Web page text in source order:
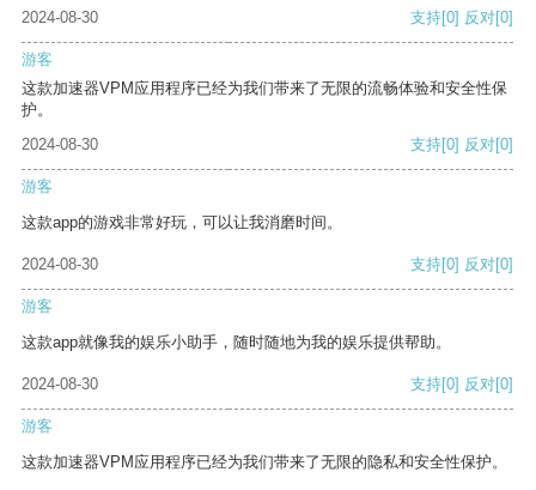
2024-08-30 支持[0] 反对[0]
游客
这款加速器VPM应用程序已经为我们带来了无限的流畅体验和安全性保
护。
2024-08-30
支持[0] 反对[0]
游客
这款app的游戏非常好玩，可以让我消磨时间。
2024-08-30 支持[0] 反对[0]
游客
这款app就像我的娱乐小助手，随时随地为我的娱乐提供帮助。
2024-08-30 支持[0] 反对[0]
游客
这款加速器VPM应用程序已经为我们带来了无限的隐私和安全性保护。